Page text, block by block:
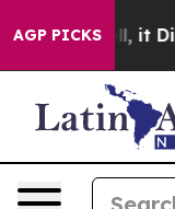
AGP PICKS
Well, it Didn’t